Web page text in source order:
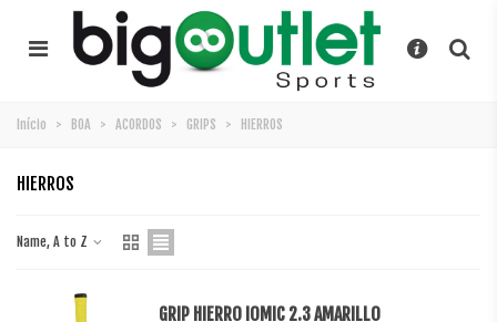
Início > BOA > ACORDOS > GRIPS > HIERROS
HIERROS
Name, A to Z
GRIP HIERRO IOMIC 2.3 AMARILLO